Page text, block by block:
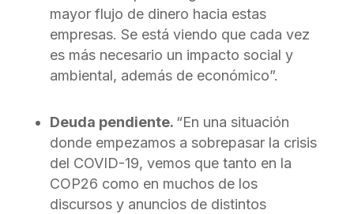
mayor flujo de dinero hacia estas
empresas. Se está viendo que cada vez
es más necesario un impacto social y
ambiental, además de económico”.
Deuda pendiente. “En una situación
donde empezamos a sobrepasar la crisis
del COVID-19, vemos que tanto en la
COP26 como en muchos de los
discursos y anuncios de distintos